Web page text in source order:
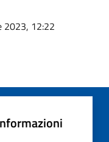
2023, 12:22